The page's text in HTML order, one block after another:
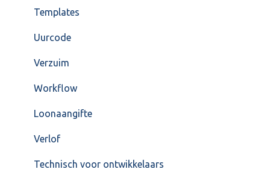
Templates
Uurcode
Verzuim
Workflow
Loonaangifte
Verlof
Technisch voor ontwikkelaars